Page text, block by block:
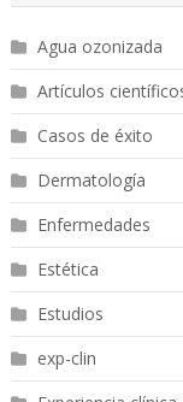
Agua ozonizada
Artículos
Casos de éxito
Dermatología
Enfermedades
Estética
Estudios
exp-clin